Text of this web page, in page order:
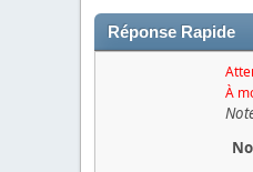
Réponse Rapide
À